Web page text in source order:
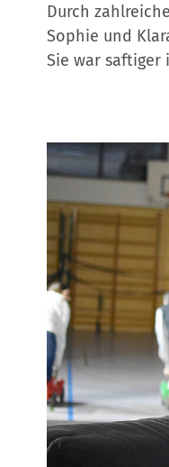
Durch
Sophie und
Sie war saftiger